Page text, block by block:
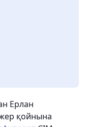
Ерлан
қойнына